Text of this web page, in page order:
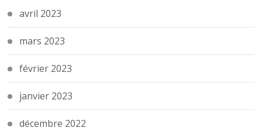
avril 2023
mars 2023
février 2023
janvier 2023
décembre 2022